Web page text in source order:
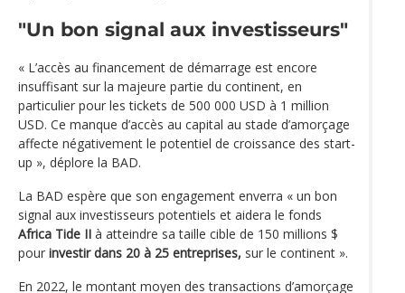
"Un bon signal aux investisseurs"
« L’accès au financement de démarrage est encore
insuffisant sur la majeure partie du continent, en
particulier pour les tickets de 500 000 USD à 1 million
USD. Ce manque d’accès au capital au stade d’amorçage
affecte négativement le potentiel de croissance des start-
up », déplore la BAD.
La BAD espère que son engagement enverra « un bon
signal aux investisseurs potentiels et aidera le fonds
Africa Tide II à atteindre sa taille cible de 150 millions $
pour investir dans 20 à 25 entreprises, sur le continent ».
En 2022, le montant moyen des transactions d’amorçage